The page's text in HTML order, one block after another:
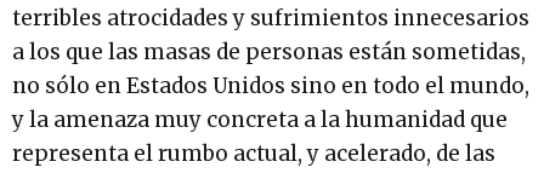
terribles atrocidades y sufrimientos innecesarios
a los que las masas de personas están sometidas,
no sólo en Estados Unidos sino en todo el mundo,
y la amenaza muy concreta a la humanidad que
representa el rumbo actual, y acelerado, de las